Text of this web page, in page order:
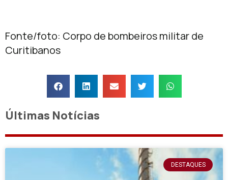
Fonte/foto: Corpo de bombeiros militar de
Curitibanos
Últimas Notícias
DESTAQUES